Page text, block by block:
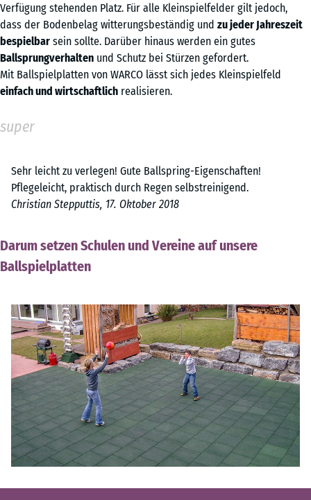
Verfügung stehenden Platz. Für alle Kleinspielfelder gilt jedoch,
dass der Bodenbelag witterungsbeständig und zu jeder Jahreszeit
bespielbar sein sollte. Darüber hinaus werden ein gutes
Ballsprungverhalten und Schutz bei Stürzen gefordert.
Mit Ballspielplatten von WARCO lässt sich jedes Kleinspielfeld
einfach und wirtschaftlich realisieren.
super
Sehr leicht zu verlegen! Gute Ballspring-Eigenschaften!
Pflegeleicht, praktisch durch Regen selbstreinigend.
Christian Stepputtis, 17. Oktober 2018
Darum setzen Schulen und Vereine auf unsere
Ballspielplatten